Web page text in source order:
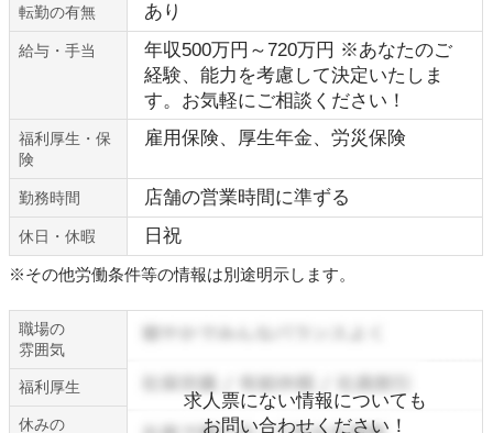
転勤の有無 あり
給与・手当
年収500万円～720万円 ※あなたのご
経験、能力を考慮して決定いたしま
す。お気軽にご相談ください！
福利厚生・保
険
雇用保険、厚生年金、労災保険
勤務時間 店舗の営業時間に準ずる
休日・休暇 日祝
※その他労働条件等の情報は別途明示します。
職場の
雰囲気
求人票にない情報についても
お問い合わせください！
福利厚生
休みの